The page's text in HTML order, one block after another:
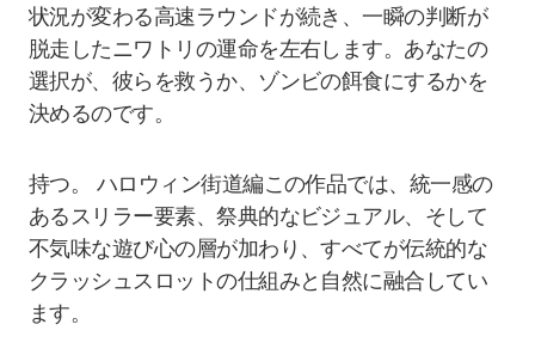
状況が変わる高速ラウンドが続き、一瞬の判断が
脱走したニワトリの運命を左右します。あなたの
選択が、彼らを救うか、ゾンビの餌食にするかを
決めるのです。
持つ。 ハロウィン街道編この作品では、統一感の
あるスリラー要素、祭典的なビジュアル、そして
不気味な遊び心の層が加わり、すべてが伝統的な
クラッシュスロットの仕組みと自然に融合してい
ます。